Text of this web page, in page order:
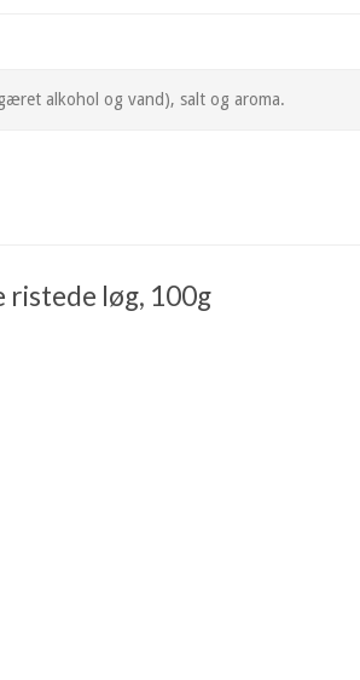
alkohol og vand), salt og aroma.
ristede løg, 100g